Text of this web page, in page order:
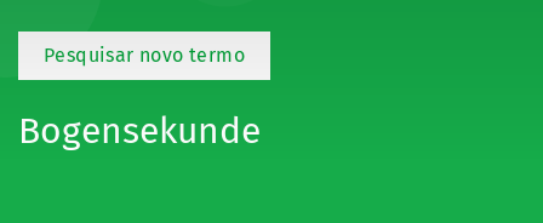
Pesquisar novo termo
Bogensekunde